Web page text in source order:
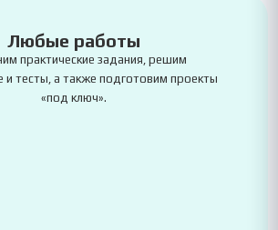
Любые работы
практические задания, решим
и тесты, а также подготовим проекты
«под ключ».